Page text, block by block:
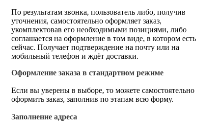
По результатам звонка, пользователь либо, получив
уточнения, самостоятельно оформляет заказ,
укомплектовав его необходимыми позициями, либо
соглашается на оформление в том виде, в котором есть
сейчас. Получает подтверждение на почту или на
мобильный телефон и ждёт доставки.
Оформление заказа в стандартном режиме
Если вы уверены в выборе, то можете самостоятельно
оформить заказ, заполнив по этапам всю форму.
Заполнение адреса